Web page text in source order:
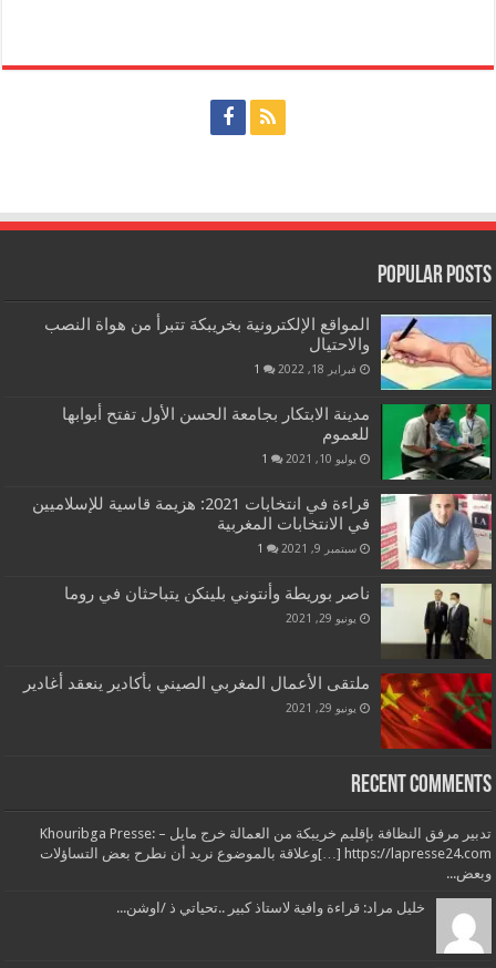
Popular Posts
المواقع الإلكترونية بخريبكة تتبرأ من هواة النصب
والاحتيال
فبراير 18, 2022 1
مدينة الابتكار بجامعة الحسن الأول تفتح أبوابها
للعموم
يوليو 10, 2021 1
قراءة في انتخابات 2021: هزيمة قاسية للإسلاميين
في الانتخابات المغربية
سبتمبر 9, 2021 1
ناصر بوريطة وأنتوني بلينكن يتباحثان في روما
يونيو 29, 2021
ملتقى الأعمال المغربي الصيني بأكادير ينعقد أغادير
يونيو 29, 2021
Recent Comments
تدبير مرفق النظافة بإقليم خريبكة من العمالة خرج مايل – Khouribga Presse:
[…] https://lapresse24.comوعلاقة بالموضوع نريد أن نطرح بعض التساؤلات
وبعض...
خليل مراد: قراءة وافية لاستاذ كبير ..تحياتي ذ /اوشن...